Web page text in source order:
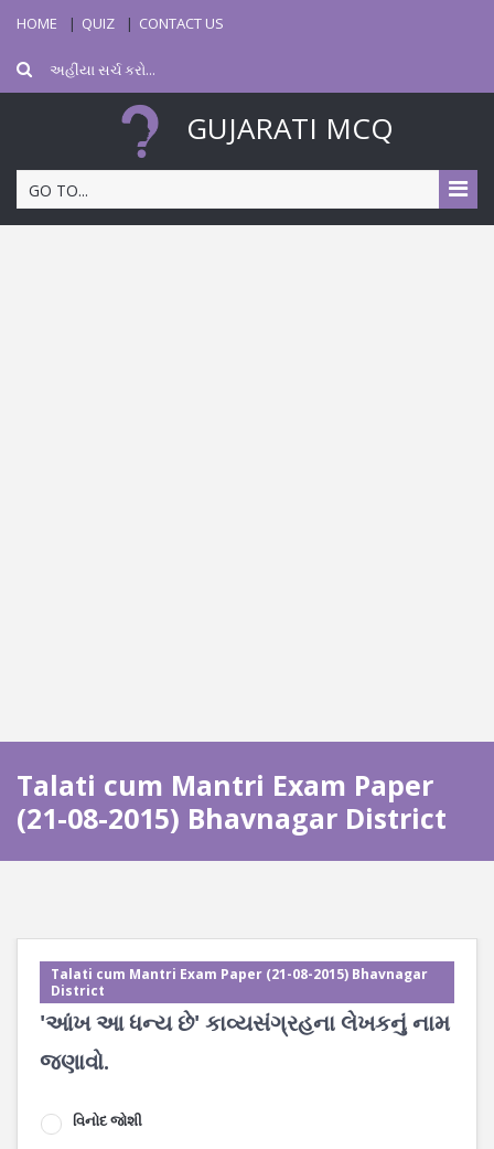
HOME QUIZ CONTACT US
GUJARATI MCQ
GO TO...
Talati cum Mantri Exam Paper
(21-08-2015) Bhavnagar District
Talati cum Mantri Exam Paper (21-08-2015) Bhavnagar
District
'આંખ આ ધન્ય છે' કાવ્યસંગ્રહના લેખકનું નામ
જણાવો.
વિનોદ જોશી